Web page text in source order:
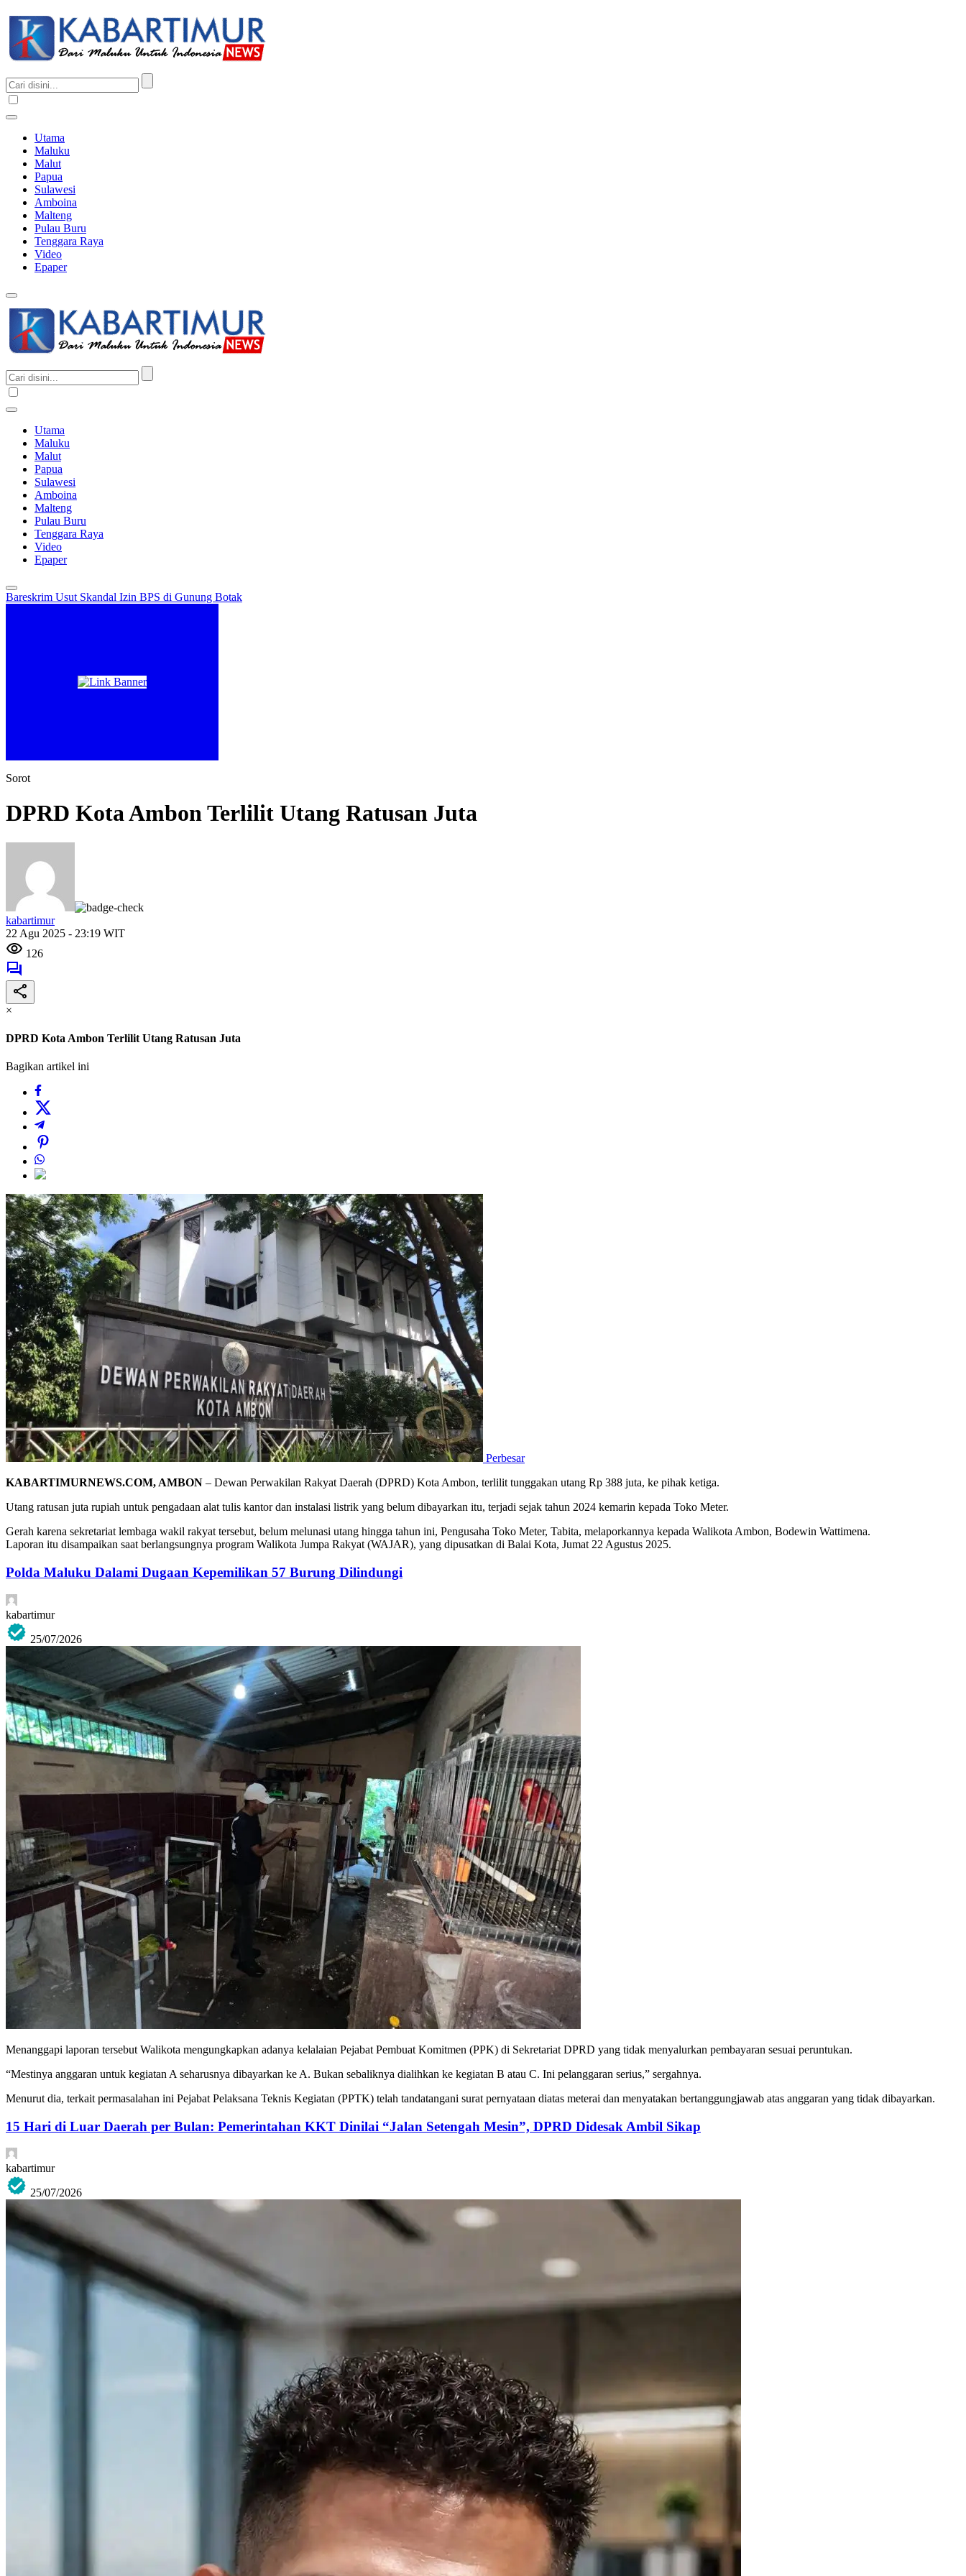
Utama
Maluku
Malut
Papua
Sulawesi
Amboina
Malteng
Pulau Buru
Tenggara Raya
Video
Epaper
Utama
Maluku
Malut
Papua
Sulawesi
Amboina
Malteng
Pulau Buru
Tenggara Raya
Video
Epaper
Bareskrim Usut Skandal Izin BPS di Gunung Botak
Sorot
DPRD Kota Ambon Terlilit Utang Ratusan Juta
kabartimur
22 Agu 2025 - 23:19 WIT
126
×
DPRD Kota Ambon Terlilit Utang Ratusan Juta
Bagikan artikel ini
Perbesar
KABARTIMURNEWS.COM, AMBON – Dewan Perwakilan Rakyat Daerah (DPRD) Kota Ambon, terlilit tunggakan utang Rp 388 juta, ke pihak ketiga.
Utang ratusan juta rupiah untuk pengadaan alat tulis kantor dan instalasi listrik yang belum dibayarkan itu, terjadi sejak tahun 2024 kemarin kepada Toko Meter.
Gerah karena sekretariat lembaga wakil rakyat tersebut, belum melunasi utang hingga tahun ini, Pengusaha Toko Meter, Tabita, melaporkannya kepada Walikota Ambon, Bodewin Wattimena.
Laporan itu disampaikan saat berlangsungnya program Walikota Jumpa Rakyat (WAJAR), yang dipusatkan di Balai Kota, Jumat 22 Agustus 2025.
Polda Maluku Dalami Dugaan Kepemilikan 57 Burung Dilindungi
kabartimur
25/07/2026
Menanggapi laporan tersebut Walikota mengungkapkan adanya kelalaian Pejabat Pembuat Komitmen (PPK) di Sekretariat DPRD yang tidak menyalurkan pembayaran sesuai peruntukan.
“Mestinya anggaran untuk kegiatan A seharusnya dibayarkan ke A. Bukan sebaliknya dialihkan ke kegiatan B atau C. Ini pelanggaran serius,” sergahnya.
Menurut dia, terkait permasalahan ini Pejabat Pelaksana Teknis Kegiatan (PPTK) telah tandatangani surat pernyataan diatas meterai dan menyatakan bertanggungjawab atas anggaran yang tidak dibayarkan.
15 Hari di Luar Daerah per Bulan: Pemerintahan KKT Dinilai “Jalan Setengah Mesin”, DPRD Didesak Ambil Sikap
kabartimur
25/07/2026